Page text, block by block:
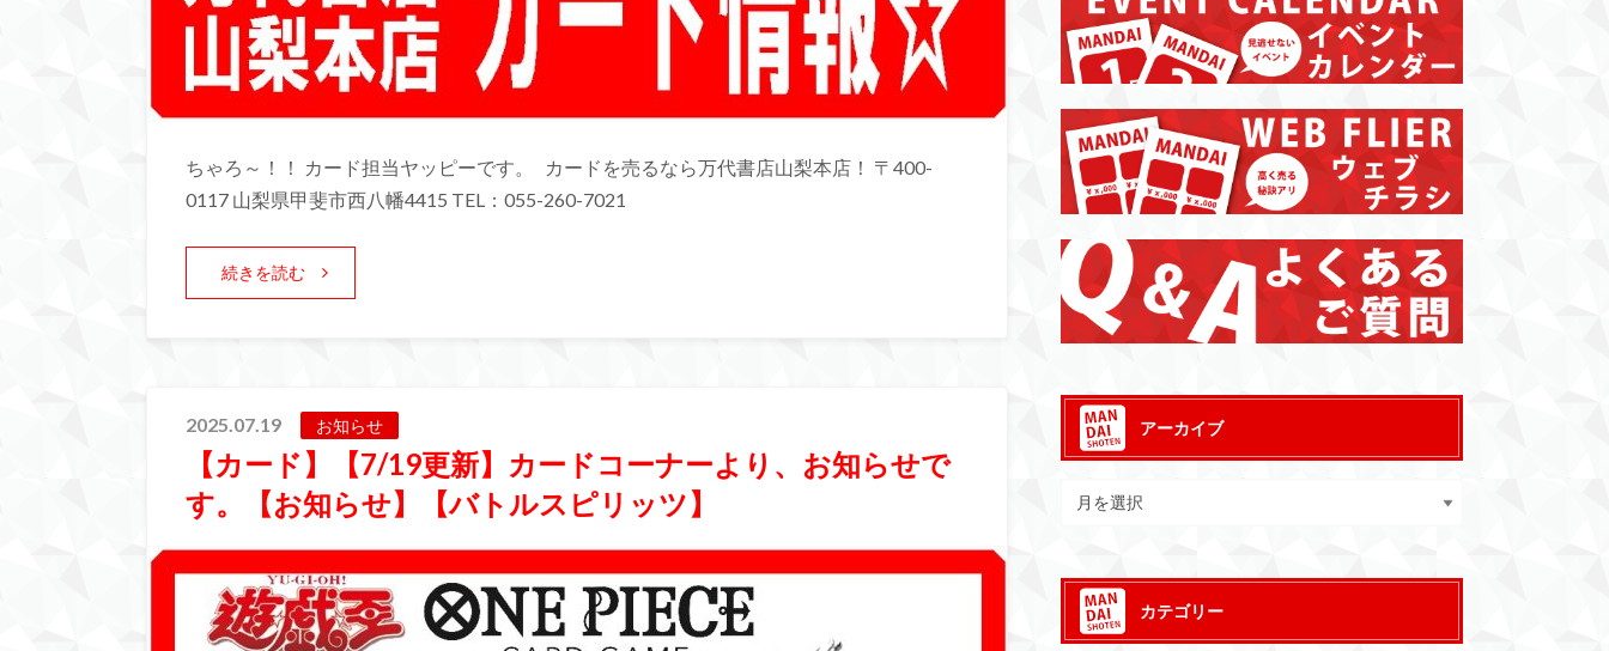
ちゃろ～！！ カード担当ヤッピーです。 カードを売るなら万代書店山梨本店！ 〒400-
0117 山梨県甲斐市西八幡4415 TEL：055-260-7021
続きを読む
2025.07.19 お知らせ
【カード】【7/19更新】カードコーナーより、お知らせで
す。【お知らせ】【バトルスピリッツ】
アーカイブ
カテゴリー